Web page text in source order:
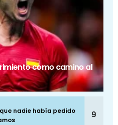
como camino al
nadie había pedido
9